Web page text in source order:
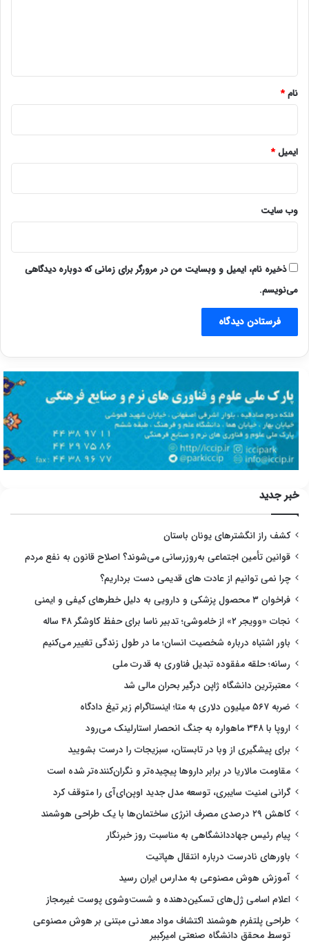
نام*
ایمیل*
وب‌ سایت
ذخیره نام، ایمیل و وبسایت من در مرورگر برای زمانی که دوباره دیدگاهی
می‌نویسم.
خبر جدید
کشف راز انگشترهای یونان باستان
قوانین تأمین اجتماعی به‌روزرسانی می‌شوند؟ اصلاح قانون به نفع مردم
چرا نمی توانیم از عادت های قدیمی دست برداریم؟
فراخوان ۳ محصول پزشکی و دارویی به دلیل خطرهای کیفی و ایمنی
نجات «وویجر ۲» از خاموشی؛ تدبیر ناسا برای حفظ کاوشگر ۴۸ ساله
باور اشتباه درباره شخصیت انسان؛ ما در طول زندگی تغییر می‌کنیم
رسانه؛ حلقه مفقوده تبدیل فناوری به قدرت ملی
معتبرترین دانشگاه ژاپن درگیر بحران مالی شد
ضربه ۵۶۷ میلیون دلاری به متا؛ اینستاگرام زیر تیغ دادگاه
اروپا با ۳۴۸ ماهواره به جنگ انحصار استارلینک می‌رود
برای پیشگیری از وبا در تابستان، سبزیجات را درست بشویید
مقاومت مالاریا در برابر داروها پیچیده‌تر و نگران‌کننده‌تر شده است
گرانی امنیت سایبری، توسعه مدل جدید اوپن‌ای‌آی را متوقف کرد
کاهش ۲۹ درصدی مصرف انرژی ساختمان‌ها با یک طراحی هوشمند
پیام رئیس جهاددانشگاهی به مناسبت روز خبرنگار
باورهای نادرست درباره انتقال هپاتیت
آموزش هوش مصنوعی به مدارس ایران رسید
اعلام اسامی ژل‌های تسکین‌دهنده و شست‌وشوی پوست غیرمجاز
طراحی پلتفرم هوشمند اکتشاف مواد معدنی مبتنی بر هوش مصنوعی
توسط محقق دانشگاه صنعتی امیرکبیر